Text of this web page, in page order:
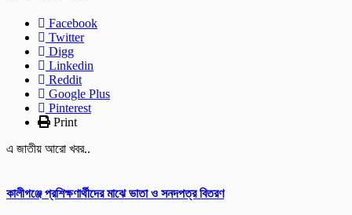
Facebook
Twitter
Digg
Linkedin
Reddit
Google Plus
Pinterest
Print
এ জাতীয় আরো খবর..
কালীগঞ্জে প্রশিক্ষণার্থীদের মাঝে ভাতা ও সনদপত্র বিতরণ